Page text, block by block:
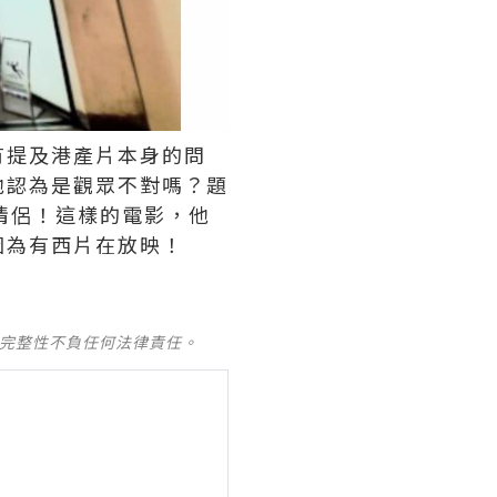
及港產片本身的問
為是觀眾不對嗎？題
！這樣的電影，他
有西片在放映！
整性不負任何法律責任。